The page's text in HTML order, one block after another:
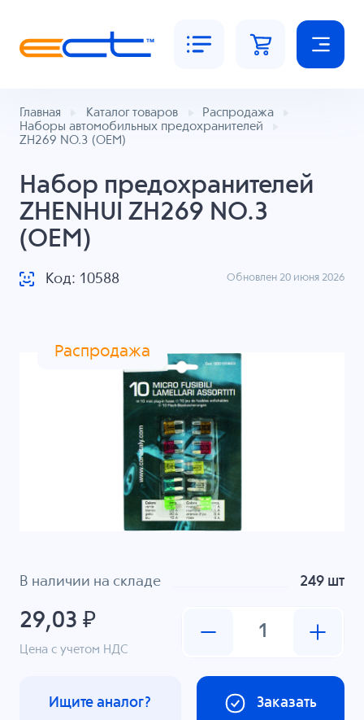
Главная Каталог товаров
Распродажа
Наборы автомобильных предохранителей
ZH269 NO.3 (OEM)
Набор предохранителей
ZHENHUI ZH269 NO.3
(OEM)
Код: 10588 Обновлен 20 июня 2026
Распродажа
В наличии на складе 249 шт
29,03 ₽
Цена с учетом НДС
Заказать
Ищите аналог?